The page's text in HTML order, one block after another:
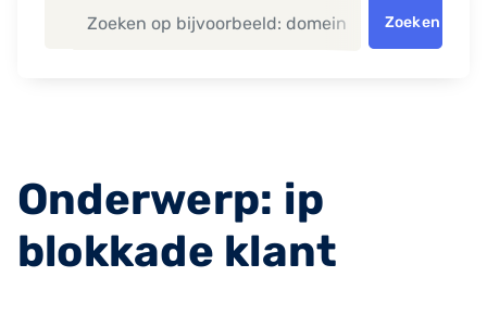
Zoeken
Onderwerp: ip
blokkade klant